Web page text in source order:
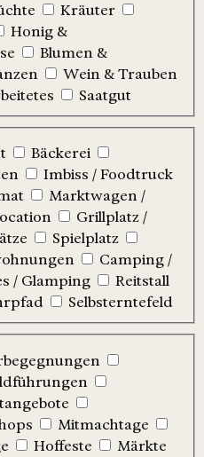
Kräuter
Honig &
Blumen &
Wein & Trauben
Saatgut
Bäckerei
Imbiss / Foodtruck
Marktwagen /
Grillplatz /
Spielplatz
Camping /
/ Glamping
Reitstall
Selbsterntefeld
Mitmachtage
Hoffeste
Märkte